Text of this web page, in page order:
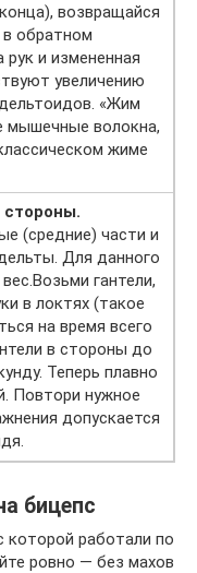
возвращайся
обратном
рук и измененная
увеличению
«Жим
мышечные волокна,
жиме
стороны.
(средние) части и
Для данного
гантели,
в локтях (такое
на время всего
в стороны до
Теперь плавно
Повтори нужное
допускается
бицепс
которой работали по
ровно — без махов